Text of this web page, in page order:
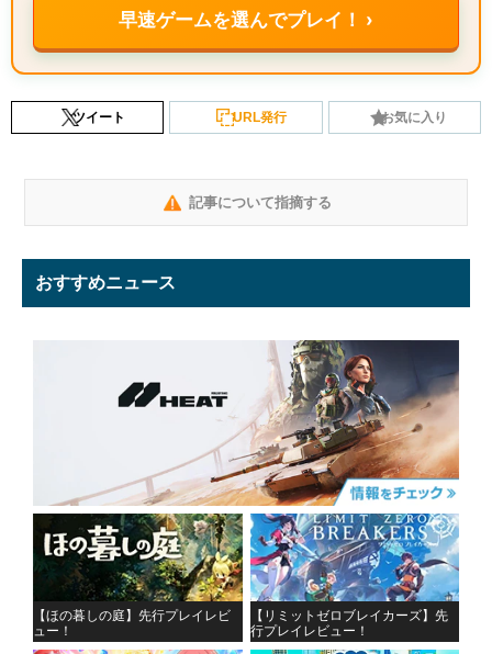
早速ゲームを選んでプレイ！ ›
ツイート URL発行 お気に入り
記事について指摘する
おすすめニュース
【ほの暮しの庭】先行プレイレビ
ュー！
【リミットゼロブレイカーズ】先
行プレイレビュー！